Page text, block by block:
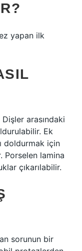
yapan ilk
Dişler arasındaki
Ek
doldurmak için
lamina
çıkarılabilir.
sorunun bir